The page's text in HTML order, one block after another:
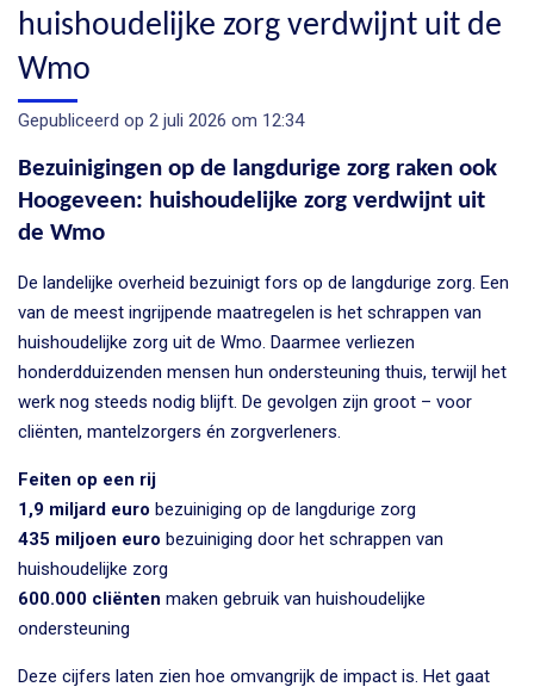
huishoudelijke zorg verdwijnt uit de
Wmo
Gepubliceerd op 2 juli 2026 om 12:34
Bezuinigingen op de langdurige zorg raken ook
Hoogeveen: huishoudelijke zorg verdwijnt uit
de Wmo
De landelijke overheid bezuinigt fors op de langdurige zorg. Een
van de meest ingrijpende maatregelen is het schrappen van
huishoudelijke zorg uit de Wmo. Daarmee verliezen
honderdduizenden mensen hun ondersteuning thuis, terwijl het
werk nog steeds nodig blijft. De gevolgen zijn groot – voor
cliënten, mantelzorgers én zorgverleners.
Feiten op een rij
1,9 miljard euro bezuiniging op de langdurige zorg
435 miljoen euro bezuiniging door het schrappen van
huishoudelijke zorg
600.000 cliënten maken gebruik van huishoudelijke
ondersteuning
Deze cijfers laten zien hoe omvangrijk de impact is. Het gaat